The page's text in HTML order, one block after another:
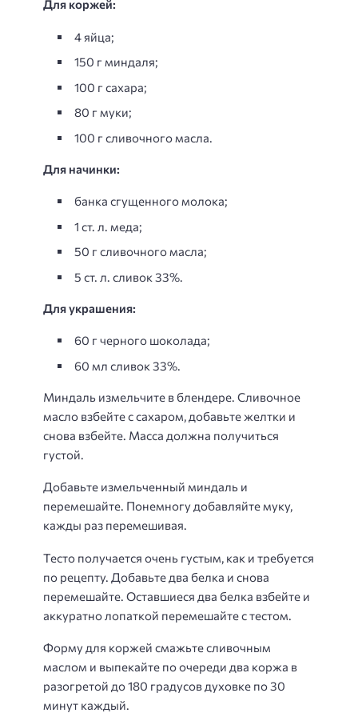
Для коржей:
4 яйца;
150 г миндаля;
100 г сахара;
80 г муки;
100 г сливочного масла.
Для начинки:
банка сгущенного молока;
1 ст. л. меда;
50 г сливочного масла;
5 ст. л. сливок 33%.
Для украшения:
60 г черного шоколада;
60 мл сливок 33%.
Миндаль измельчите в блендере. Сливочное
масло взбейте с сахаром, добавьте желтки и
снова взбейте. Масса должна получиться
густой.
Добавьте измельченный миндаль и
перемешайте. Понемногу добавляйте муку,
кажды раз перемешивая.
Тесто получается очень густым, как и требуется
по рецепту. Добавьте два белка и снова
перемешайте. Оставшиеся два белка взбейте и
аккуратно лопаткой перемешайте с тестом.
Форму для коржей смажьте сливочным
маслом и выпекайте по очереди два коржа в
разогретой до 180 градусов духовке по 30
минут каждый.